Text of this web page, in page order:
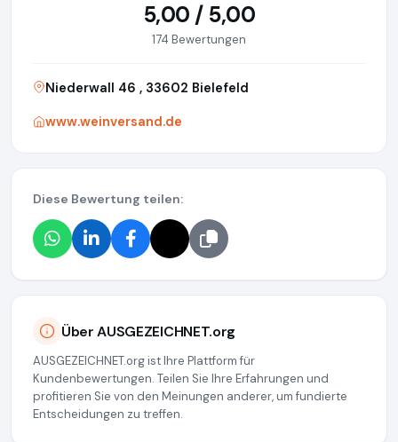
5,00 / 5,00
174 Bewertungen
Niederwall 46 , 33602 Bielefeld
www.weinversand.de
Diese Bewertung teilen:
Über AUSGEZEICHNET.org
AUSGEZEICHNET.org ist Ihre Plattform für
Kundenbewertungen. Teilen Sie Ihre Erfahrungen und
profitieren Sie von den Meinungen anderer, um fundierte
Entscheidungen zu treffen.